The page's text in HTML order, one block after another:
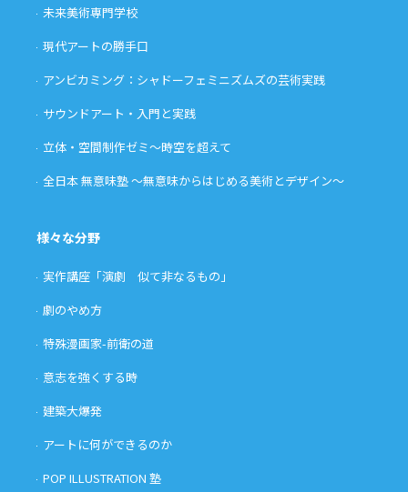
未来美術専門学校
現代アートの勝手口
アンビカミング：シャドーフェミニズムズの芸術実践
サウンドアート・入門と実践
立体・空間制作ゼミ〜時空を超えて
全日本 無意味塾 〜無意味からはじめる美術とデザイン〜
様々な分野
実作講座「演劇 似て非なるもの」
劇のやめ方
特殊漫画家-前衛の道
意志を強くする時
建築大爆発
アートに何ができるのか
POP ILLUSTRATION 塾